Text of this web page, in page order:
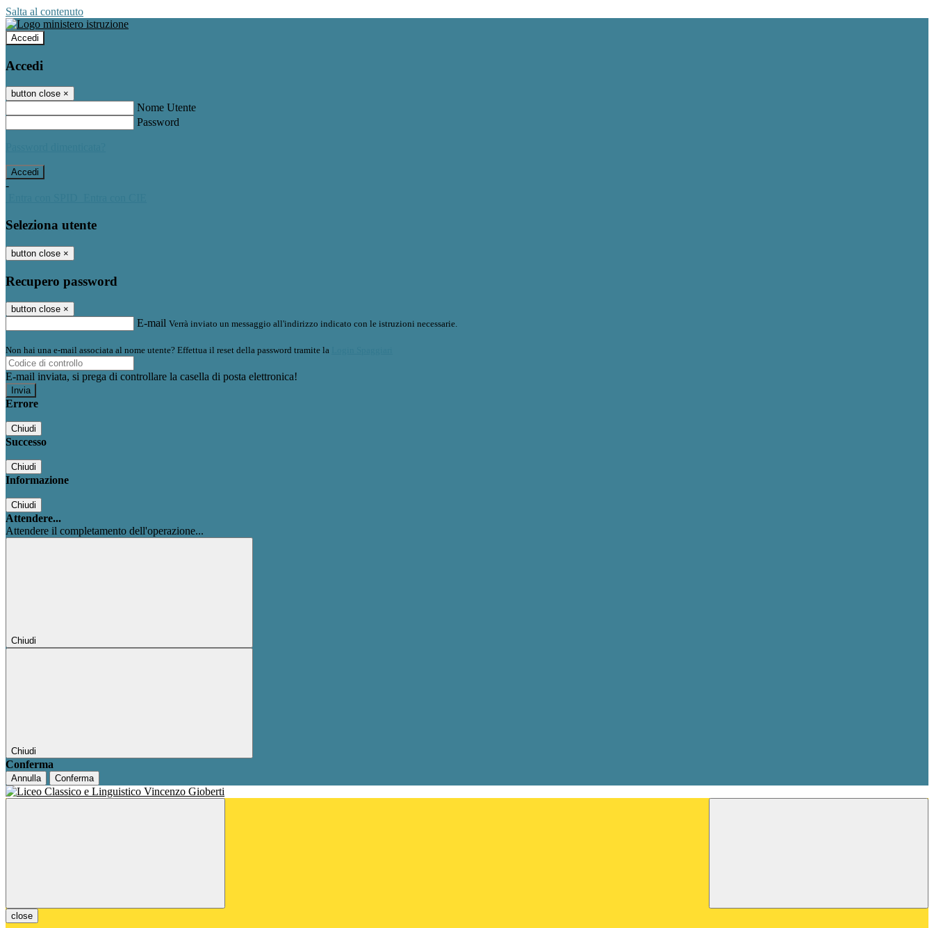
Salta al contenuto
Accedi
Accedi
button close ×
Nome Utente
Password
-
Seleziona utente
button close ×
Recupero password
button close ×
E-mail Verrà inviato un messaggio all'indirizzo indicato con le istruzioni necessarie.
Non hai una e-mail associata al nome utente? Effettua il reset della password tramite la
E-mail inviata, si prega di controllare la casella di posta elettronica!
Errore
Chiudi
Successo
Chiudi
Informazione
Chiudi
Attendere...
Attendere il completamento dell'operazione...
Chiudi
Chiudi
Conferma
Annulla Conferma
close